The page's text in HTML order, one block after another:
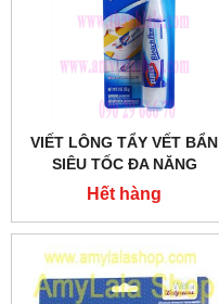
VIẾT LÔNG TẨY VẾT BẨN
SIÊU TỐC ĐA NĂNG
CLOROX BLEACH PEN GEL
56G - 0933555070 -
0902966670
Hết hàng